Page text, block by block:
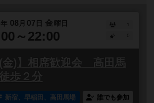
年 08 月 07 日 金曜日
～22:00
1
(金)】相席歓迎会 高田馬
歩２分
新宿、早稲田、高田馬場 誰でも参加